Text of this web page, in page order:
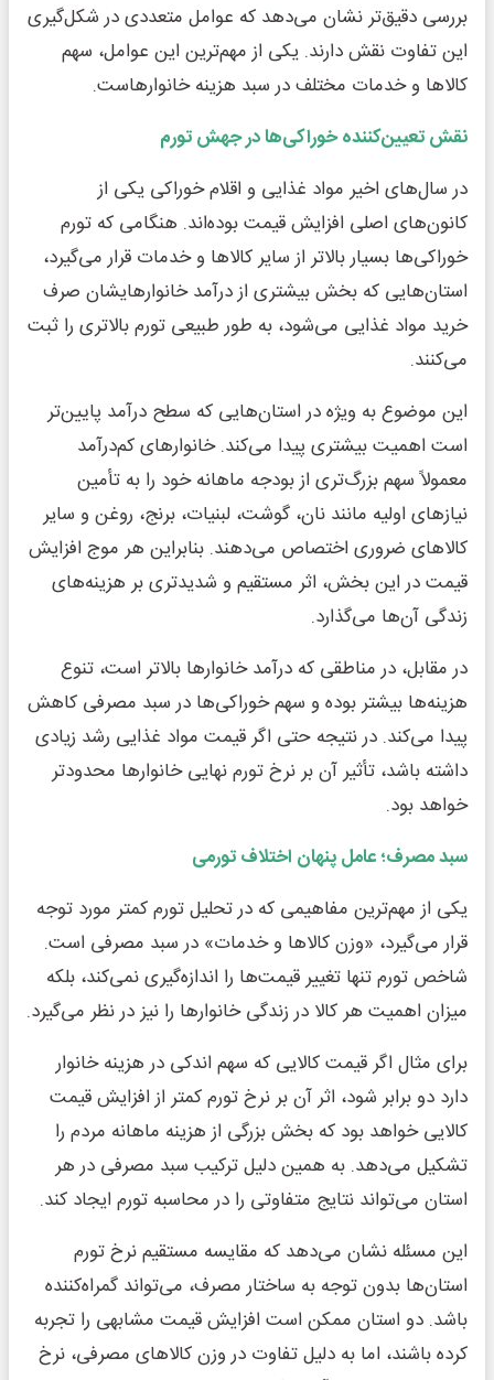
بررسی دقیق‌تر نشان می‌دهد که عوامل متعددی در شکل‌گیری
این تفاوت نقش دارند. یکی از مهم‌ترین این عوامل، سهم
کالاها و خدمات مختلف در سبد هزینه خانوارهاست.
نقش تعیین‌کننده خوراکی‌ها در جهش تورم
در سال‌های اخیر مواد غذایی و اقلام خوراکی یکی از
کانون‌های اصلی افزایش قیمت بوده‌اند. هنگامی که تورم
خوراکی‌ها بسیار بالاتر از سایر کالاها و خدمات قرار می‌گیرد،
استان‌هایی که بخش بیشتری از درآمد خانوارهایشان صرف
خرید مواد غذایی می‌شود، به طور طبیعی تورم بالاتری را ثبت
می‌کنند.
این موضوع به ویژه در استان‌هایی که سطح درآمد پایین‌تر
است اهمیت بیشتری پیدا می‌کند. خانوارهای کم‌درآمد
معمولاً سهم بزرگ‌تری از بودجه ماهانه خود را به تأمین
نیازهای اولیه مانند نان، گوشت، لبنیات، برنج، روغن و سایر
کالاهای ضروری اختصاص می‌دهند. بنابراین هر موج افزایش
قیمت در این بخش، اثر مستقیم و شدیدتری بر هزینه‌های
زندگی آن‌ها می‌گذارد.
در مقابل، در مناطقی که درآمد خانوارها بالاتر است، تنوع
هزینه‌ها بیشتر بوده و سهم خوراکی‌ها در سبد مصرفی کاهش
پیدا می‌کند. در نتیجه حتی اگر قیمت مواد غذایی رشد زیادی
داشته باشد، تأثیر آن بر نرخ تورم نهایی خانوارها محدودتر
خواهد بود.
سبد مصرف؛ عامل پنهان اختلاف تورمی
یکی از مهم‌ترین مفاهیمی که در تحلیل تورم کمتر مورد توجه
قرار می‌گیرد، «وزن کالاها و خدمات» در سبد مصرفی است.
شاخص تورم تنها تغییر قیمت‌ها را اندازه‌گیری نمی‌کند، بلکه
میزان اهمیت هر کالا در زندگی خانوارها را نیز در نظر می‌گیرد.
برای مثال اگر قیمت کالایی که سهم اندکی در هزینه خانوار
دارد دو برابر شود، اثر آن بر نرخ تورم کمتر از افزایش قیمت
کالایی خواهد بود که بخش بزرگی از هزینه ماهانه مردم را
تشکیل می‌دهد. به همین دلیل ترکیب سبد مصرفی در هر
استان می‌تواند نتایج متفاوتی را در محاسبه تورم ایجاد کند.
این مسئله نشان می‌دهد که مقایسه مستقیم نرخ تورم
استان‌ها بدون توجه به ساختار مصرف، می‌تواند گمراه‌کننده
باشد. دو استان ممکن است افزایش قیمت مشابهی را تجربه
کرده باشند، اما به دلیل تفاوت در وزن کالاهای مصرفی، نرخ